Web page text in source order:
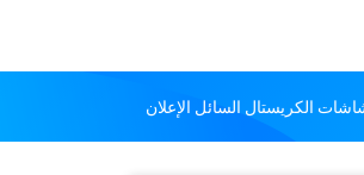
الكريستال السائل الإعلان